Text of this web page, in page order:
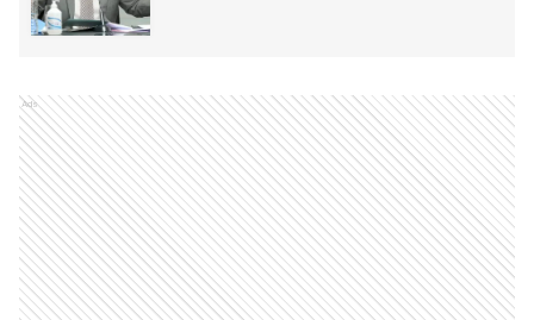
Ads